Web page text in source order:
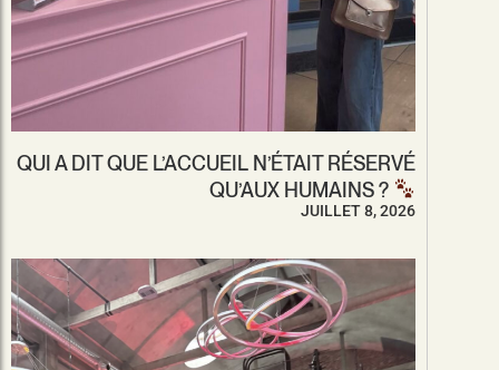
QUI A DIT QUE L’ACCUEIL N’ÉTAIT RÉSERVÉ
QU’AUX HUMAINS ?
JUILLET 8, 2026